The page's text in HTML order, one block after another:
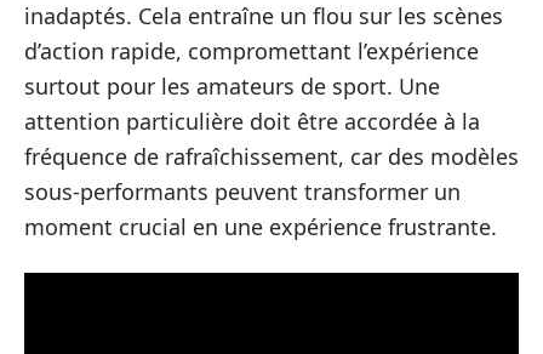
inadaptés. Cela entraîne un flou sur les scènes
d’action rapide, compromettant l’expérience
surtout pour les amateurs de sport. Une
attention particulière doit être accordée à la
fréquence de rafraîchissement, car des modèles
sous-performants peuvent transformer un
moment crucial en une expérience frustrante.